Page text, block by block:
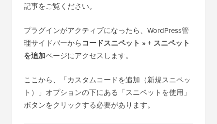
記事をご覧ください。
プラグインがアクティブになったら、WordPress管
理サイドバーからコードスニペット » + スニペット
を追加ページにアクセスします。
ここから、「カスタムコードを追加（新規スニペッ
ト）」オプションの下にある「スニペットを使用」
ボタンをクリックする必要があります。